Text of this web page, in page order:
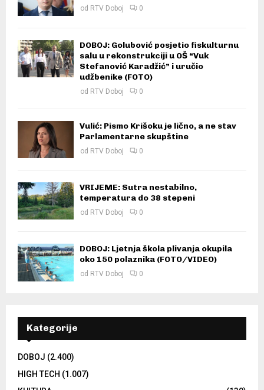
od RTV Doboj 0
DOBOJ: Golubović posjetio fiskulturnu
salu u rekonstrukciji u OŠ “Vuk
Stefanović Karadžić” i uručio
udžbenike (FOTO)
od RTV Doboj 0
Vulić: Pismo Krišoku je lično, a ne stav
Parlamentarne skupštine
od RTV Doboj 0
VRIJEME: Sutra nestabilno,
temperatura do 38 stepeni
od RTV Doboj 0
DOBOJ: Ljetnja škola plivanja okupila
oko 150 polaznika (FOTO/VIDEO)
od RTV Doboj 0
Kategorije
DOBOJ (2.400)
HIGH TECH (1.007)